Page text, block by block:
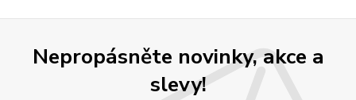
Nepropásněte novinky, akce a
slevy!